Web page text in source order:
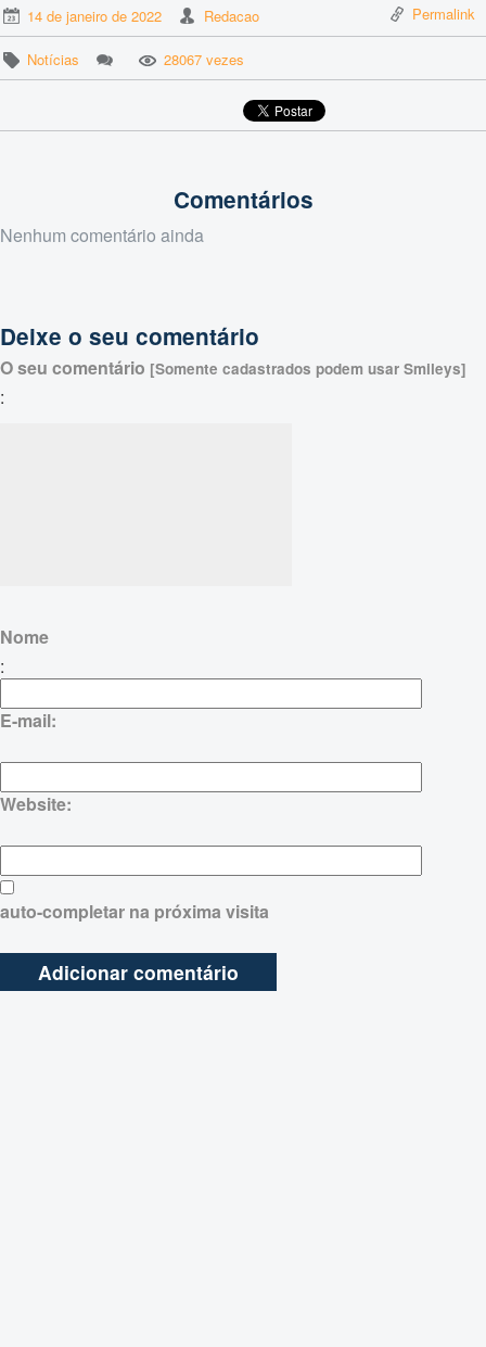
14 de janeiro de 2022 Redacao Permalink
Notícias 28067 vezes
Comentários
Nenhum comentário ainda
Deixe o seu comentário
O seu comentário [Somente cadastrados podem usar Smileys]
:
Nome
:
E-mail:
Website:
auto-completar na próxima visita